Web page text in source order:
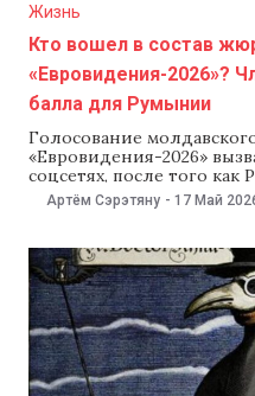
Жизнь
Кто вошел в состав
«Евровидения-2026»?
балла для Румынии
Голосование
«Евровидения-2026»
соцсетях, после того
Молдовы всего три
жюри Виктория Кушнир
Румынии якобы было
добавила, что
Артём Сэрэтяну - 17 Май